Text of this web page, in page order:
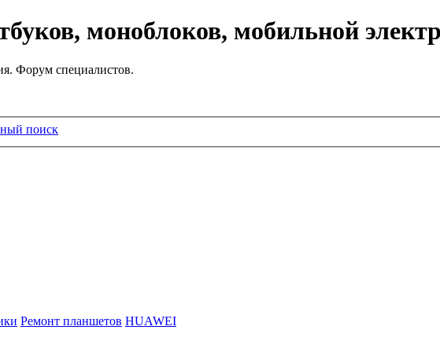
моноблоков, мобильной
Форум специалистов.
поиск
Ремонт планшетов HUAWEI